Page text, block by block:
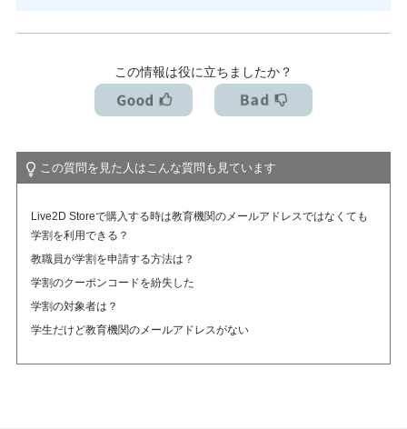
この情報は役に立ちましたか？
この質問を見た人はこんな質問も見ています
Live2D Storeで購入する時は教育機関のメールアドレスではなくても
学割を利用できる？
教職員が学割を申請する方法は？
学割のクーポンコードを紛失した
学割の対象者は？
学生だけど教育機関のメールアドレスがない